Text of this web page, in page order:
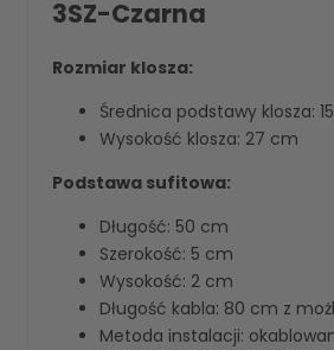
3SZ-Czarna
Rozmiar klosza:
Średnica podstawy klosza:
Wysokość klosza: 27 cm
Podstawa sufitowa:
Długość: 50 cm
Szerokość: 5 cm
Wysokość: 2 cm
Długość kabla: 80 cm z
Metoda instalacji: